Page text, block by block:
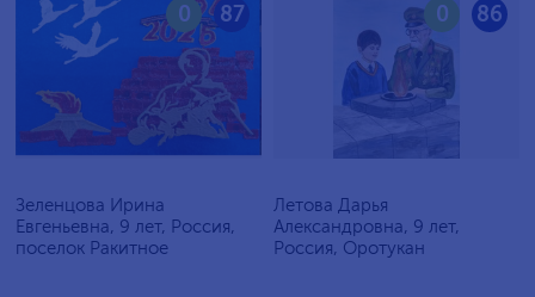
87
0
Зеленцова Ирина
Евгеньевна, 9 лет, Россия,
поселок Ракитное
86
0
Летова Дарья
Александровна, 9 лет,
Россия, Оротукан